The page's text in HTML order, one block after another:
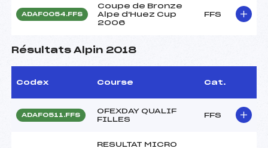
ADAF0054.FFS
Coupe de Bronze
Alpe d'Huez Cup
2006
FFS
Résultats Alpin 2018
Codex Course Cat.
ADAF0511.FFS
OFEXDAY QUALIF
FILLES
FFS
RESULTAT MICRO